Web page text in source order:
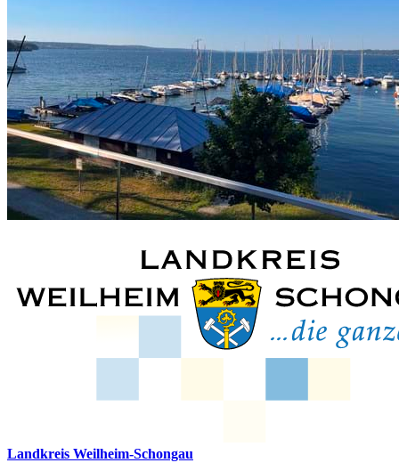
Landkreis Weilheim-Schongau